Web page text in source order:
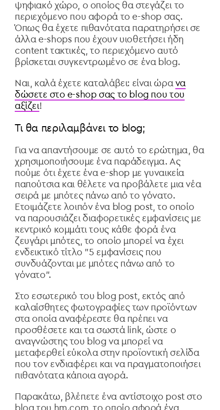
ψηφιακό χώρο, ο οποίος θα στεγάζει το
περιεχόμενο που αφορά το e-shop σας.
Όπως θα έχετε πιθανότατα παρατηρήσει σε
άλλα e-shops που έχουν υιοθετήσει ήδη
content τακτικές, το περιεχόμενο αυτό
βρίσκεται συγκεντρωμένο σε ένα blog.
Ναι, καλά έχετε καταλάβει: είναι ώρα να
δώσετε στο e-shop σας το blog που του
αξίζει!
Τι θα περιλαμβάνει το blog;
Για να απαντήσουμε σε αυτό το ερώτημα, θα
χρησιμοποιήσουμε ένα παράδειγμα. Ας
πούμε ότι έχετε ένα e-shop με γυναικεία
παπούτσια και θέλετε να προβάλετε μια νέα
σειρά με μπότες πάνω από το γόνατο.
Ετοιμάζετε λοιπόν ένα blog post, το οποίο
να παρουσιάζει διαφορετικές εμφανίσεις με
κεντρικό κομμάτι τους κάθε φορά ένα
ζευγάρι μπότες, το οποίο μπορεί να έχει
ενδεικτικό τίτλο "5 εμφανίσεις που
συνδυάζονται με μπότες πάνω από το
γόνατο".
Στο εσωτερικό του blog post, εκτός από
καλαίσθητες φωτογραφίες των προϊόντων
στα οποία αναφέρεστε θα πρέπει να
προσθέσετε και τα σωστά link, ώστε ο
αναγνώστης του blog να μπορεί να
μεταφερθεί εύκολα στην προϊοντική σελίδα
που τον ενδιαφέρει και να πραγματοποιήσει
πιθανότατα κάποια αγορά.
Παρακάτω, βλέπετε ένα αντίστοιχο post στο